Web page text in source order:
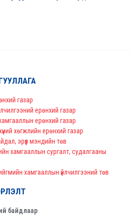
газар
ерөнхий газар
хамгааллын ерөнхий газар
хөгжлийн ерөнхий газар
эрүүл мэндийн төв
хамгааллын сургалт, судалгааны
хамгааллын үйлчилгээний төв
байдлаар